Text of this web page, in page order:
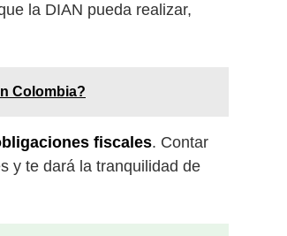
la DIAN pueda realizar,
Colombia?
fiscales. Contar
y te dará la tranquilidad de